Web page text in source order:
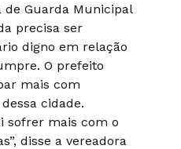
de Guarda Municipal
precisa ser
digno em relação
O prefeito
mais com
cidade.
sofrer mais com o
disse a vereadora